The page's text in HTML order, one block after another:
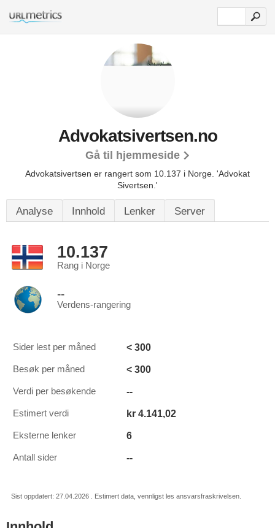
Advokatsivertsen.no
Gå til hjemmeside
Advokatsivertsen er rangert som 10.137 i Norge. 'Advokat
Sivertsen.'
Analyse Innhold Lenker Server
10.137
Rang i Norge
--
Verdens-rangering
Sider lest per måned < 300
Besøk per måned < 300
Verdi per besøkende --
Estimert verdi kr 4.141,02
Eksterne lenker 6
Antall sider --
Sist oppdatert: 27.04.2026 . Estimert data, vennligst les ansvarsfraskrivelsen.